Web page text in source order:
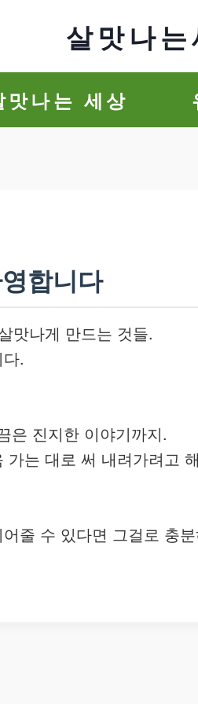
살맛나는
맛나는 세상
합니다
맛나게 만드는 것들.
.
은 진지한 이야기까지.
는 대로 써 내려가려고
줄 수 있다면 그걸로 충